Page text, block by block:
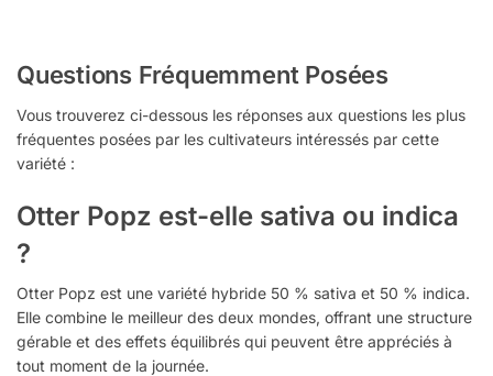
Questions Fréquemment Posées
Vous trouverez ci-dessous les réponses aux questions les plus
fréquentes posées par les cultivateurs intéressés par cette
variété :
Otter Popz est-elle sativa ou indica
?
Otter Popz est une variété hybride 50 % sativa et 50 % indica.
Elle combine le meilleur des deux mondes, offrant une structure
gérable et des effets équilibrés qui peuvent être appréciés à
tout moment de la journée.